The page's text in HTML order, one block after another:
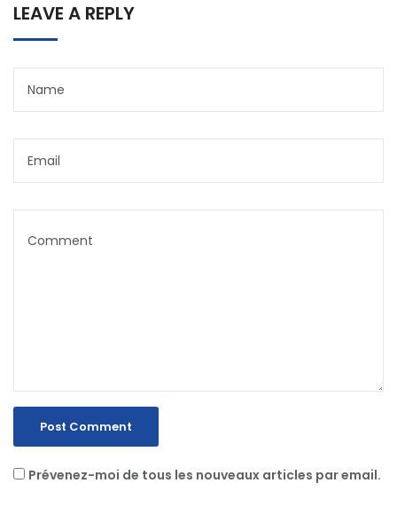
LEAVE A REPLY
Prévenez-moi de tous les nouveaux articles par email.